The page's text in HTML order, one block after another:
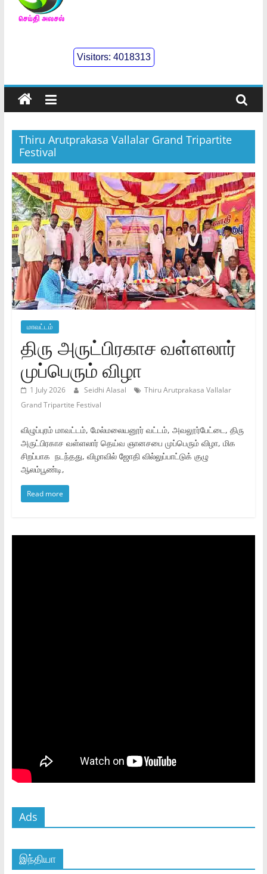
செய்திஅலசல்
Seidhialasal
Tamil
Online
NewsPaper
Visitors:4018313
Thiru Arutprakasa Vallalar Grand Tripartite
Festival
மாவட்டம்
திரு அருட்பிரகாச வள்ளலார்
முப்பெரும் விழா
1 July 2026 Seidhi Alasal
Thiru Arutprakasa Vallalar
Grand Tripartite Festival
விழுப்புரம் மாவட்டம், மேல்மலையனூர் வட்டம், அவலூர்பேட்டை, திரு
அருட்பிரகாச வள்ளலார் தெய்வ ஞானசபை முப்பெரும் விழா, மிக
சிறப்பாக நடந்தது, விழாவில் ஜோதி வில்லுப்பாட்டுக் குழு
ஆலம்பூண்டி,
Read more
Ads
இந்தியா